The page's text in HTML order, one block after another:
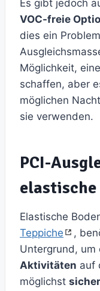
Es gibt jedoch
VOC-freie
dies ein
Möglichkeit,
schaffen, aber
möglichen
sie verwenden.
PCI-
elastische
Elastische
Teppiche
,
Untergrund, um
Aktivitäten auf
möglichst sicher